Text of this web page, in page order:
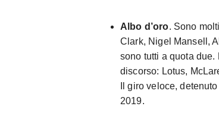
Albo d’oro. Sono
Clark, Nigel Mansell,
sono tutti a quota
discorso: Lotus,
Il giro veloce,
2019.